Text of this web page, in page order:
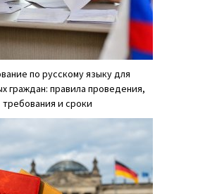
по русскому языку для
граждан: правила проведения,
требования и сроки